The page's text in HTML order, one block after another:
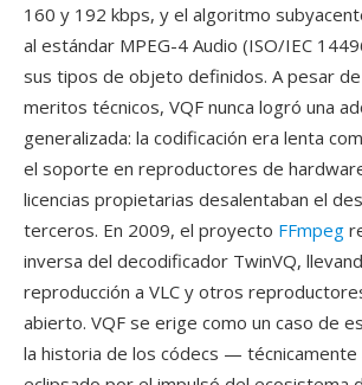
160 y 192 kbps, y el algoritmo
al estándar MPEG-4 Audio (ISO/IEC
sus tipos de objeto definidos. A pesar
meritos técnicos, VQF nunca logró una
generalizada: la codificación era lenta
el soporte en reproductores de
licencias propietarias desalentaban el
terceros. En 2009, el proyecto FFmpeg
inversa del decodificador TwinVQ,
reproducción a VLC y otros
abierto. VQF se erige como un caso de
la historia de los códecs — técnicamente